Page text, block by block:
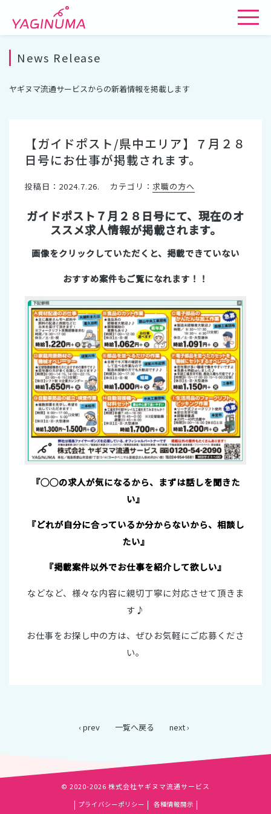
News Release
ヤギヌマ流通サービスからの新着情報を掲載します
【ガイドポスト/県中エリア】７月２８
日号にお仕事が掲載されます。
投稿日：2024.7.26. カテゴリ： 求職の方へ
ガイドポスト７月２８日号にて、現在のオ
ススメ求人情報が掲載されます。
画像をクリックしていただくと、掲載できていない
おすすめ案件もご覧になれます！！
『◯◯の求人が気になるから、まずは話しを聞きた
い』
『どれが自分に合っているか分からないから、相談し
たい』
『掲載案件以外でお仕事を紹介して欲しい』
などなど、様々な内容に親切丁寧に対応させて頂きま
す♪
お仕事をお探し中の方は、ぜひお気軽にご応募くださ
い。
‹ prev 一覧へ戻る next ›
© 2020-2026 株式会社ヤギヌマ流通サービス
プライバシーポリシー 各種情報開示